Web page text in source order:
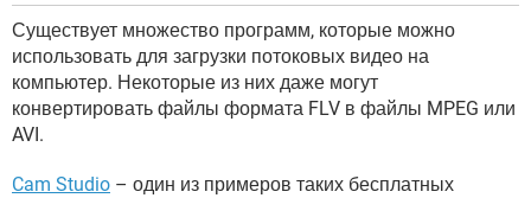
Существует множество программ, которые можно
использовать для загрузки потоковых видео на
компьютер. Некоторые из них даже могут
конвертировать файлы формата FLV в файлы MPEG или
AVI.
Cam Studio – один из примеров таких бесплатных